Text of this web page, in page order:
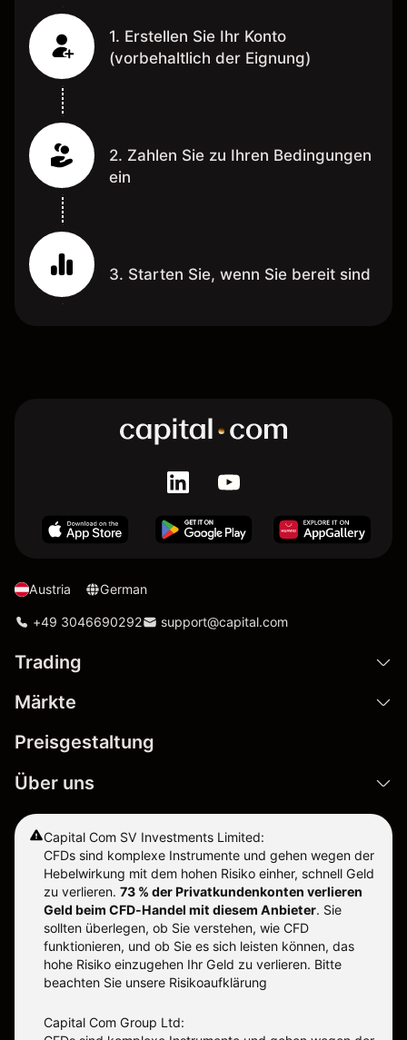
1. Erstellen Sie Ihr Konto
(vorbehaltlich der Eignung)
2. Zahlen Sie zu Ihren Bedingungen
ein
3. Starten Sie, wenn Sie bereit sind
Austria German
+49 3046690292 support@capital.com
Trading
Märkte
Preisgestaltung
Über uns
Capital Com SV Investments Limited:
CFDs sind komplexe Instrumente und gehen wegen der
Hebelwirkung mit dem hohen Risiko einher, schnell Geld
zu verlieren. 73 % der Privatkundenkonten verlieren
Geld beim CFD-Handel mit diesem Anbieter. Sie
sollten überlegen, ob Sie verstehen, wie CFD
funktionieren, und ob Sie es sich leisten können, das
hohe Risiko einzugehen Ihr Geld zu verlieren. Bitte
beachten Sie unsere Risikoaufklärung
Capital Com Group Ltd: